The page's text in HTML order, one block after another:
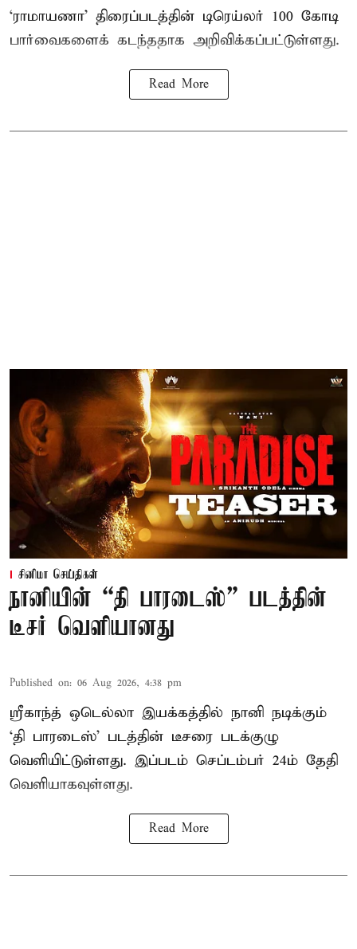
‘ராமாயணா’ திரைப்படத்தின் டிரெய்லர் 100 கோடி
பார்வைகளைக் கடந்ததாக அறிவிக்கப்பட்டுள்ளது.
Read More
சினிமா செய்திகள்
நானியின் “தி பாரடைஸ்” படத்தின்
டீசர் வெளியானது
Published on: 06 Aug 2026, 4:38 pm
ஸ்ரீகாந்த் ஒடெல்லா இயக்கத்தில் நானி நடிக்கும்
‘தி பாரடைஸ்’ படத்தின் டீசரை படக்குழு
வெளியிட்டுள்ளது. இப்படம் செப்டம்பர் 24ம் தேதி
வெளியாகவுள்ளது.
Read More